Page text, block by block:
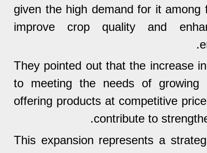
given the high demand for it
improve crop quality and
They pointed out that the increase
to meeting the needs of growing
offering products at competitive
contribute to
This expansion represents a